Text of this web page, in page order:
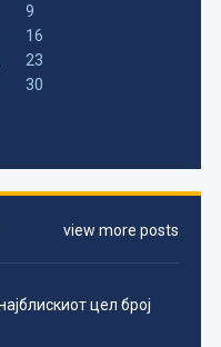
9
16
23
30
view more posts